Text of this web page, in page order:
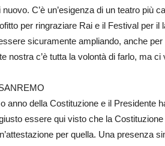
C’è un’esigenza di un teatro più
per ringraziare Rai e il Festival per il
sicuramente ampliando, anche
nostra c’è tutta la volontà di farlo, ma ci
anno della Costituzione e il Presidente
essere qui visto che la
per quella. Una presenza